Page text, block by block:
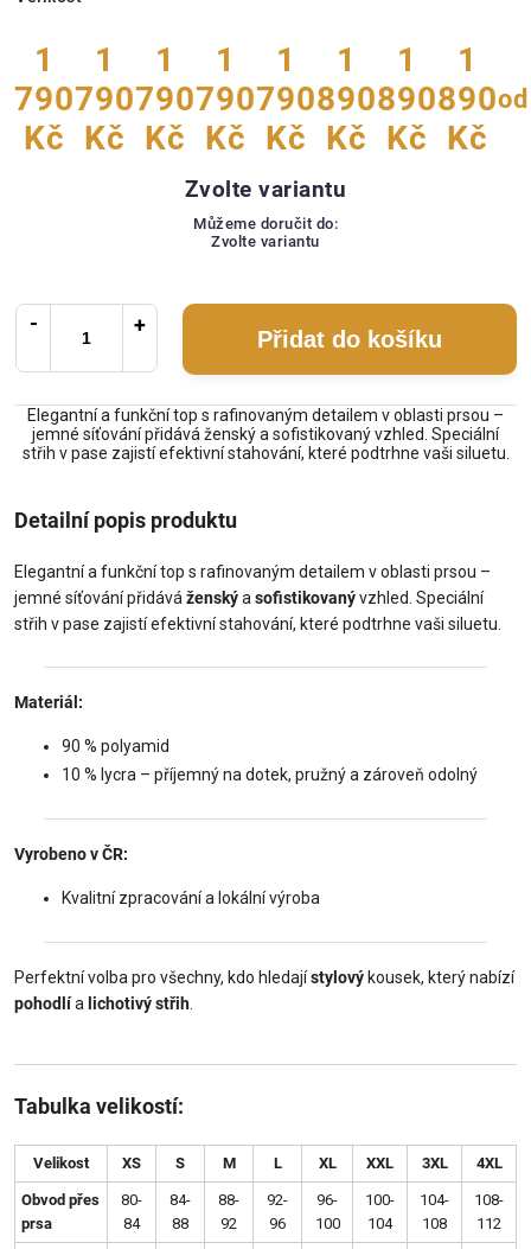
1
790
Kč
1
790
Kč
1
790
Kč
1
790
Kč
1
790
Kč
1
890
Kč
1
890
Kč
1
890
Kč
od
Zvolte variantu
Můžeme doručit do:
Zvolte variantu
Přidat do košíku
Elegantní a funkční top s rafinovaným detailem v oblasti prsou –
jemné síťování přidává ženský a sofistikovaný vzhled. Speciální
střih v pase zajistí efektivní stahování, které podtrhne vaši siluetu.
Detailní popis produktu
Elegantní a funkční top s rafinovaným detailem v oblasti prsou –
jemné síťování přidává ženskýa sofistikovanývzhled. Speciální
střih v pase zajistí efektivní stahování, které podtrhne vaši siluetu.
Materiál:
90 % polyamid
10 % lycra – příjemný na dotek, pružný a zároveň odolný
Vyrobeno v ČR:
Kvalitní zpracování a lokální výroba
Perfektní volba pro všechny, kdo hledajístylový kousek, který nabízí
pohodlía lichotivý střih
Tabulka velikostí:
Velikost XS S M L XL XXL 3XL 4XL
Obvod přes
prsa
80-
84
84-
88
88-
92
92-
96
96-
100
100-
104
104-
108
108-
112